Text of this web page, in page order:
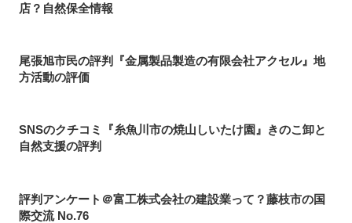
店？自然保全情報
尾張旭市民の評判『金属製品製造の有限会社アクセル』地
方活動の評価
SNSのクチコミ『糸魚川市の焼山しいたけ園』きのこ卸と
自然支援の評判
評判アンケート＠富工株式会社の建設業って？藤枝市の国
際交流 No.76